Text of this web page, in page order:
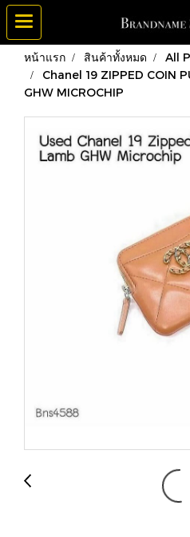
หน้าแรก สินค้าทั้งหมด All
Chanel 19 ZIPPED COIN
GHW MICROCHIP